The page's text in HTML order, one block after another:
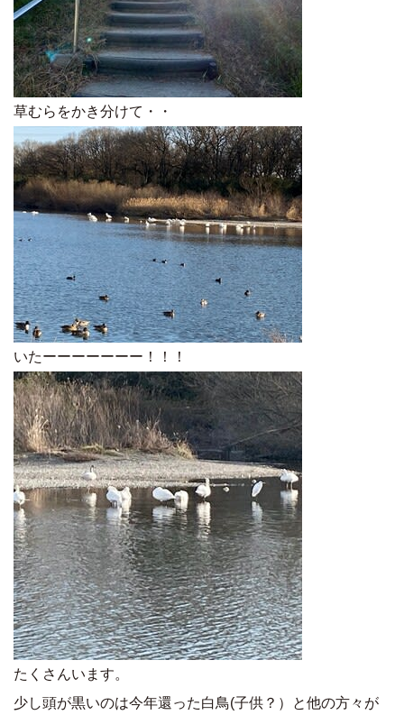
草むらをかき分けて・・
いたーーーーーーー！！！
たくさんいます。
少し頭が黒いのは今年還った白鳥(子供？）と他の方々が